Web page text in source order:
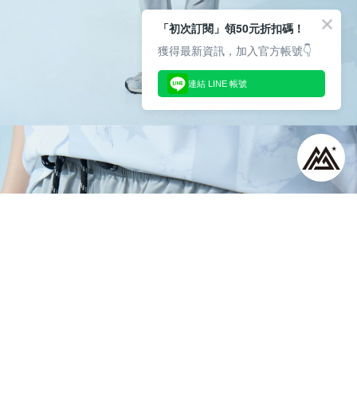
「初次訂閱」領50元折扣碼！
獲得最新資訊，加入官方帳號👇
連結 LINE 帳號